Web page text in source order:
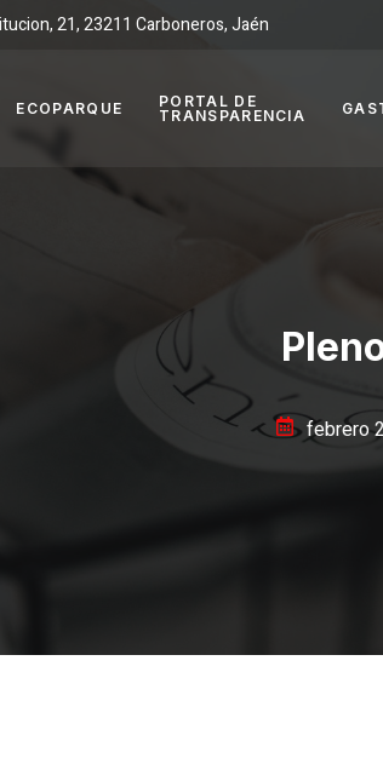
21, 23211 Carboneros, Jaén
ECOPARQUE
PORTAL DE
TRANSPARENCIA
febrero